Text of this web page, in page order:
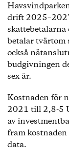
drift
skattebetalarna
betalar tvärtom
också
budgivningen
sex år.
Kostnaden för
2021 till 2,8-5
av
fram
data.